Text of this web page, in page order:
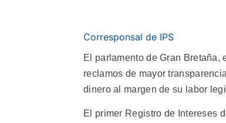
Corresponsal de IPS
El parlamento de Gran
reclamos de mayor
dinero al margen de su labor
El primer Registro de Intereses